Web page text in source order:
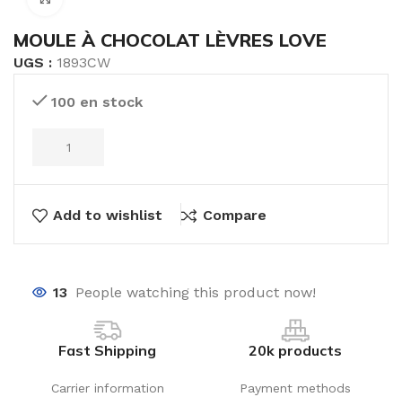
MOULE À CHOCOLAT LÈVRES LOVE
UGS : 1893CW
100 en stock
Add to wishlist Compare
13 People watching this product now!
Fast Shipping
Carrier information
20k products
Payment methods